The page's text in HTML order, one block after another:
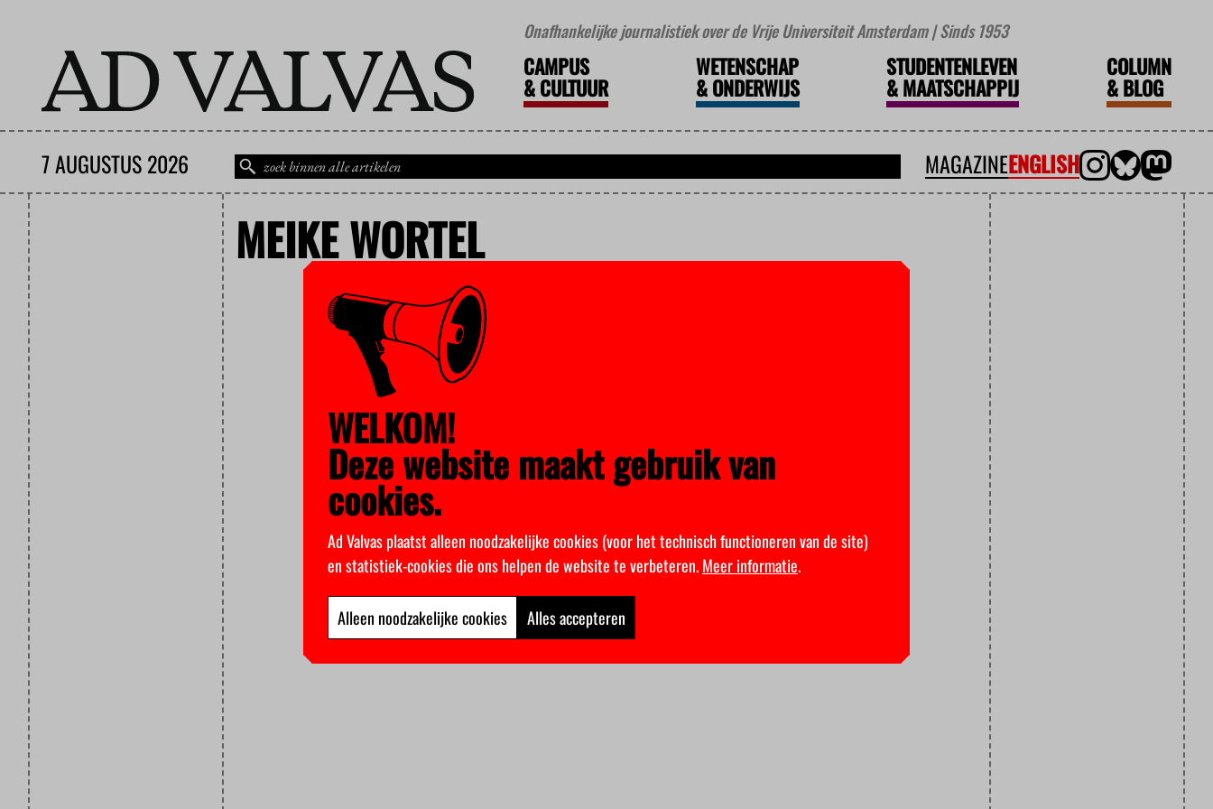
Onafhankelijke journalistiek over de Vrije Universiteit Amsterdam | Sinds 1953
CAMPUS
&CULTUUR
WETENSCHAP
&ONDERWIJS
STUDENTENLEVEN
&MAATSCHAPPIJ
COLUMN
&BLOG
7 AUGUSTUS 2026 MAGAZINEENGLISH
MEIKE WORTEL
WELKOM!
Deze website maakt gebruik van
cookies.
Ad Valvas plaatst alleen noodzakelijke cookies (voor het technisch functioneren van de site)
en statistiek-cookies die ons helpen de website te verbeteren.Meer informatie.
Alleen noodzakelijke cookies Alles accepteren